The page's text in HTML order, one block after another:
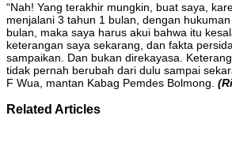
“Nah! Yang terakhir mungkin, buat saya,
menjalani 3 tahun 1 bulan, dengan
bulan, maka saya harus akui bahwa itu
keterangan saya sekarang, dan fakta
sampaikan. Dan bukan direkayasa.
tidak pernah berubah dari dulu sampai
F Wua, mantan Kabag Pemdes Bolmong.
Related Articles